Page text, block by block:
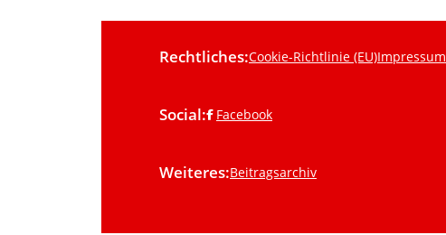
Rechtliches:Cookie-Richtlinie (EU)Impressum
Social: Facebook
Weiteres:Beitragsarchiv